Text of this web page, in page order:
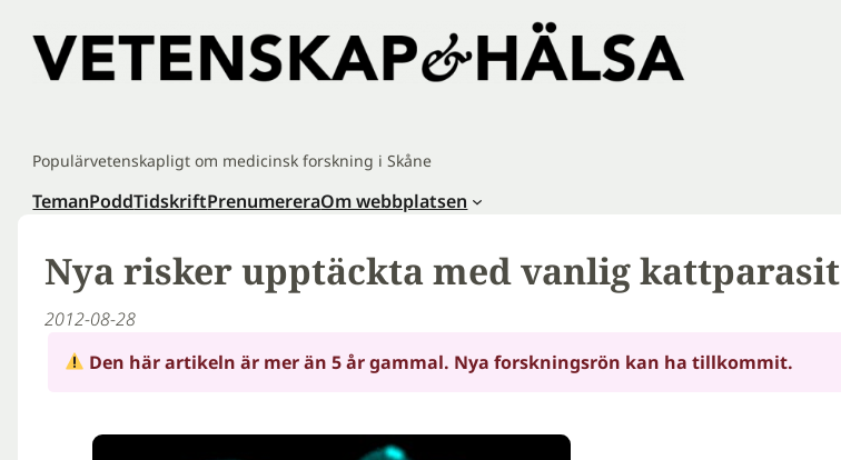
innehåll
Populärvetenskapligt om medicinsk forskning i Skåne
TemanPoddTidskriftPrenumereraOm webbplatsen
Nya risker upptäckta med vanlig kattparasit
2012-08-28
Den här artikeln är mer än 5 år gammal. Nya forskningsrön kan ha tillkommit.